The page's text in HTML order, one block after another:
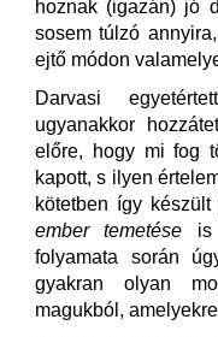
hoznak (igazán) jó
sosem túlzó
ejtő módon
Darvasi
ugyanakkor
előre, hogy mi fog
kapott, s ilyen
kötetben így
ember temetése is
folyamata során
gyakran olyan
magukból,